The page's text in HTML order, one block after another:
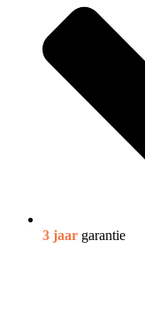
3 jaar garantie